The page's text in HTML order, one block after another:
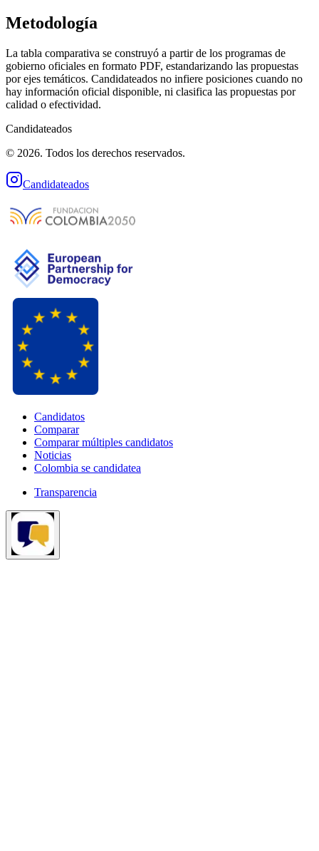
Metodología
La tabla comparativa se construyó a partir de los programas de
gobierno oficiales en formato PDF, estandarizando las propuestas
por ejes temáticos. Candidateados no infiere posiciones cuando no
hay información oficial disponible, ni clasifica las propuestas por
calidad o efectividad.
Candidateados
© 2026. Todos los derechos reservados.
Candidateados
Candidatos
Comparar
Comparar múltiples candidatos
Noticias
Colombia se candidatea
Transparencia